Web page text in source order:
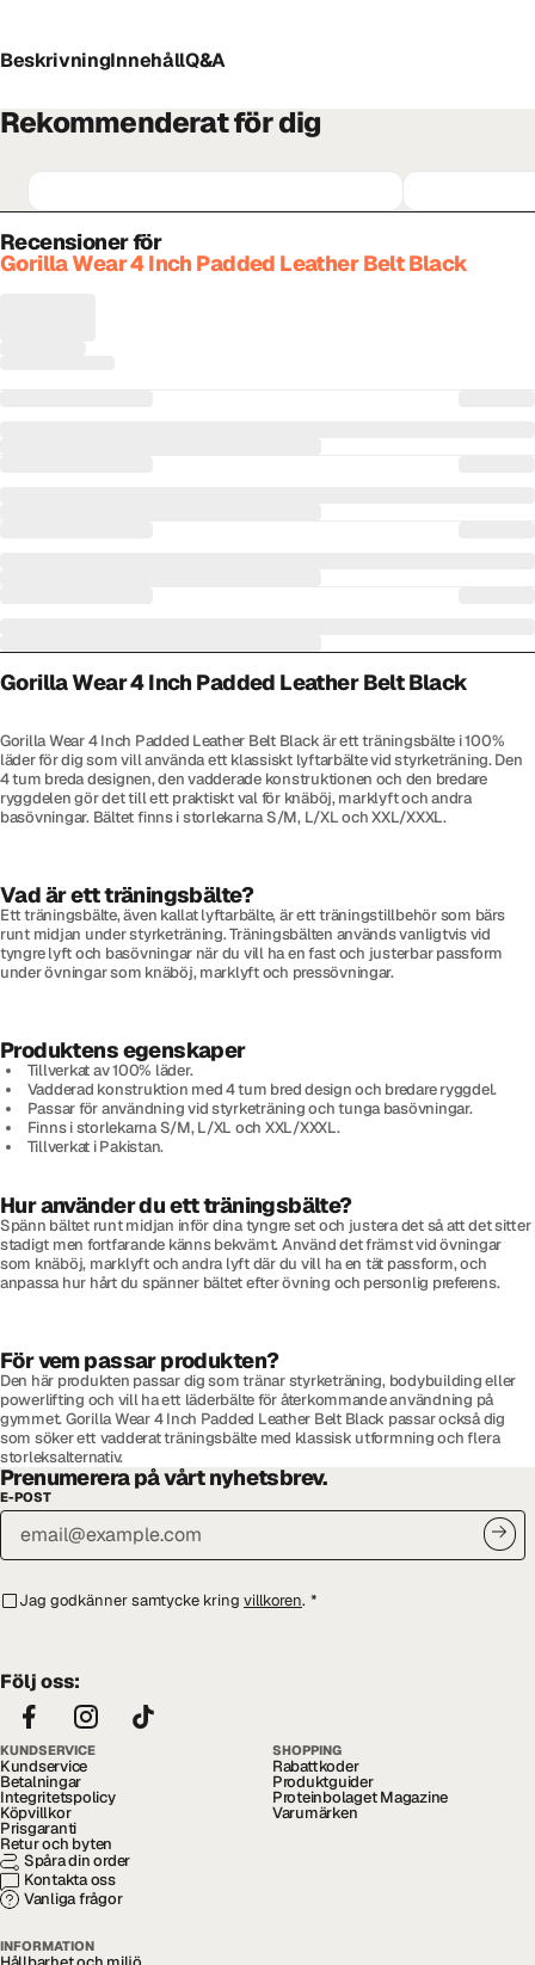
BeskrivningInnehållQ&A
Rekommenderat för dig
Recensioner för
Gorilla Wear 4 Inch Padded Leather Belt Black
Gorilla Wear 4 Inch Padded Leather Belt Black
Gorilla Wear 4 Inch Padded Leather Belt Black är ett träningsbälte i 100%
läder för dig som vill använda ett klassiskt lyftarbälte vid styrketräning. Den
4 tum breda designen, den vadderade konstruktionen och den bredare
ryggdelen gör det till ett praktiskt val för knäböj, marklyft och andra
basövningar. Bältet finns i storlekarna S/M, L/XL och XXL/XXXL.
Vad är ett träningsbälte?
Ett träningsbälte, även kallat lyftarbälte, är ett träningstillbehör som bärs
runt midjan under styrketräning. Träningsbälten används vanligtvis vid
tyngre lyft och basövningar när du vill ha en fast och justerbar passform
under övningar som knäböj, marklyft och pressövningar.
Produktens egenskaper
Tillverkat av 100% läder.
Vadderad konstruktion med 4 tum bred design och bredare ryggdel.
Passar för användning vid styrketräning och tunga basövningar.
Finns i storlekarna S/M, L/XL och XXL/XXXL.
Tillverkat i Pakistan.
Hur använder du ett träningsbälte?
Spänn bältet runt midjan inför dina tyngre set och justera det så att det sitter
stadigt men fortfarande känns bekvämt. Använd det främst vid övningar
som knäböj, marklyft och andra lyft där du vill ha en tät passform, och
anpassa hur hårt du spänner bältet efter övning och personlig preferens.
För vem passar produkten?
Den här produkten passar dig som tränar styrketräning, bodybuilding eller
powerlifting och vill ha ett läderbälte för återkommande användning på
gymmet. Gorilla Wear 4 Inch Padded Leather Belt Black passar också dig
som söker ett vadderat träningsbälte med klassisk utformning och flera
storleksalternativ.
Prenumerera på vårt nyhetsbrev.
E-POST
Jag godkänner samtycke kring villkoren. *
Följ oss:
KUNDSERVICE
Kundservice
Betalningar
Integritetspolicy
Köpvillkor
Prisgaranti
Retur och byten
Spåra din order
Kontakta oss
Vanliga frågor
SHOPPING
Rabattkoder
Produktguider
Proteinbolaget Magazine
Varumärken
INFORMATION